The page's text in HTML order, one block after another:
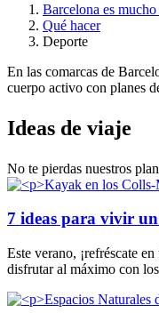
Barcelona es mucho
Qué hacer
Deporte
En las comarcas de
cuerpo activo con planes
Ideas de viaje
No te pierdas nuestros
7 ideas para vivir
Este verano, ¡refréscate
disfrutar al máximo con